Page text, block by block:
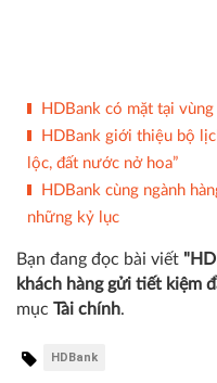
HDBank có mặt tại
HDBank giới thiệu bộ
lộc, đất nước nở hoa”
HDBank cùng ngành
những kỷ lục
Bạn đang đọc bài viết
khách hàng gửi tiết kiệm
mục Tài chính.
HDBank